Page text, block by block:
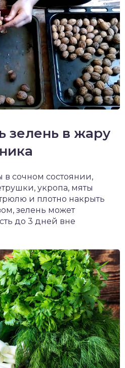
зелень в жару
в сочном состоянии,
укропа, мяты
и плотно накрыть
зелень может
до 3 дней вне